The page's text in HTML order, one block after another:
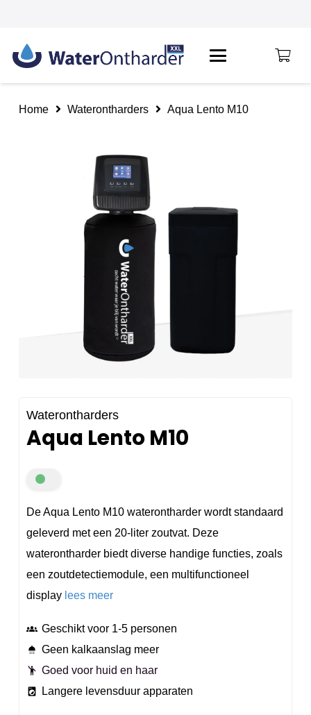
Home Waterontharders Aqua Lento M10
Waterontharders
Aqua Lento M10
De Aqua Lento M10 waterontharder wordt standaard
geleverd met een 20-liter zoutvat. Deze
waterontharder biedt diverse handige functies, zoals
een zoutdetectiemodule, een multifunctioneel
display lees meer
groups_2 Geschikt voor 1-5 personen
shower Geen kalkaanslag meer
emoji_people Goed voor huid en haar
local_laundry_service Langere levensduur apparaten